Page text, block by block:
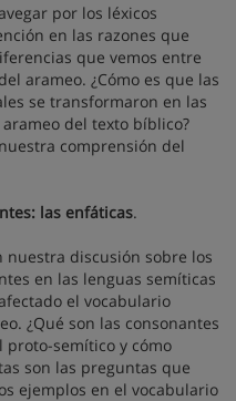
por los léxicos
en las razones que
que vemos entre
arameo. ¿Cómo es que las
se transformaron en las
del texto bíblico?
comprensión del
las enfáticas.
nuestra discusión sobre los
en las lenguas semíticas
el vocabulario
¿Qué son las consonantes
proto-semítico y cómo
son las preguntas que
ejemplos en el vocabulario